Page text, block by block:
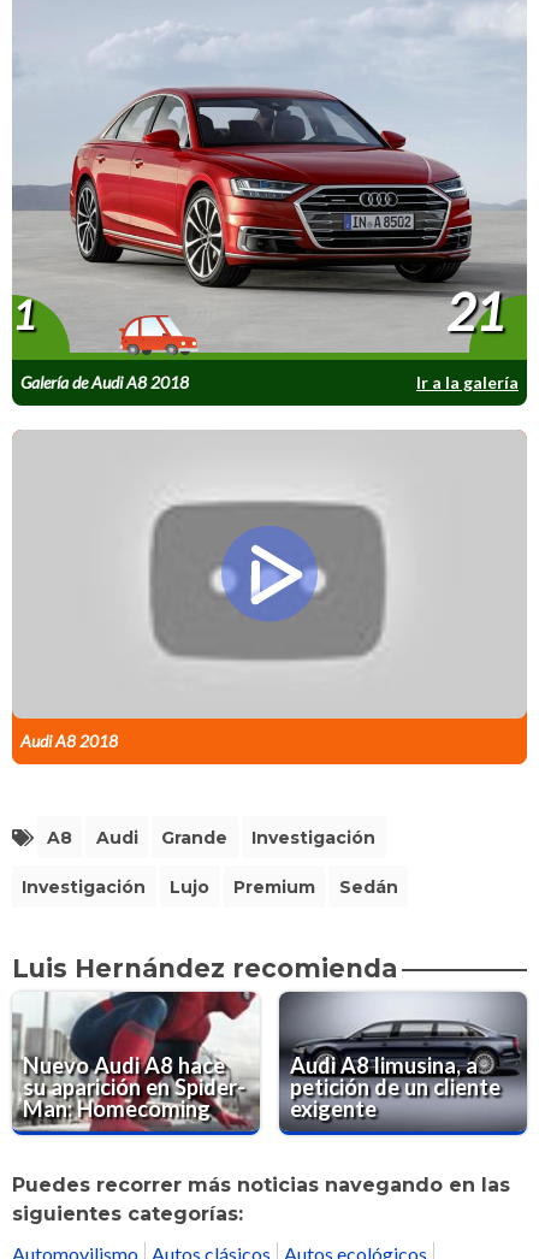
Galería de Audi A8 2018 Ir a la galería
1 21
Audi A8 2018
A8 Audi Grande Investigación
Investigación Lujo Premium Sedán
Luis Hernández recomienda
Nuevo Audi A8 hace
su aparición en Spider-
Man: Homecoming
Audi A8 limusina, a
petición de un cliente
exigente
Puedes recorrer más noticias navegando en las
siguientes categorías:
Automovilismo
Autos clásicos Autos ecológicos